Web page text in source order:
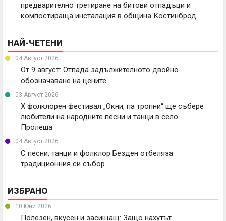
предварително третиране на битови отпадъци и
компостираща инсталация в община Костинброд
НАЙ-ЧЕТЕНИ
04 Август 2026
От 9 август: Отпада задължителното двойно
обозначаване на цените
03 Август 2026
X фолклорен фестивал „Окни, па тропни“ ще събере
любители на народните песни и танци в село
Пролеша
04 Август 2026
С песни, танци и фолклор Безден отбеляза
традиционния си събор
ИЗБРАНО
10 Юни 2026
Полезен, вкусен и засищащ: Защо нахутът